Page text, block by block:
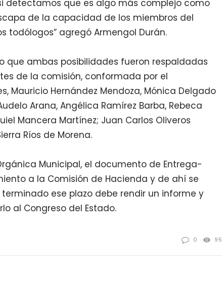
detectamos que es algo más complejo como
de la capacidad de los miembros del
todólogos” agregó Armengol Durán.
que ambas posibilidades fueron respaldadas
de la comisión, conformada por el
Mauricio Hernández Mendoza, Mónica Delgado
Arana, Angélica Ramírez Barba, Rebeca
Mancera Martínez; Juan Carlos Oliveros
Ríos de Morena.
Municipal, el documento de Entrega-
a la Comisión de Hacienda y de ahí se
ese plazo debe rendir un informe y
al Congreso del Estado.
0 95